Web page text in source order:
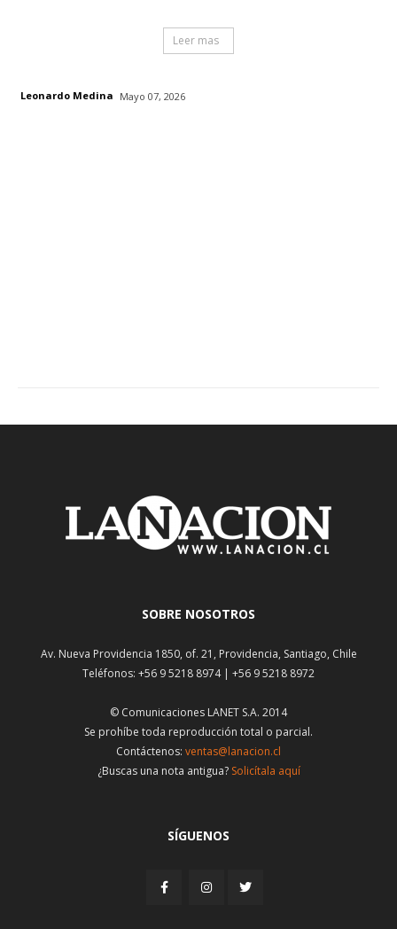
Leer mas
Leonardo Medina Mayo 07, 2026
SOBRE NOSOTROS
Av. Nueva Providencia 1850, of. 21, Providencia, Santiago, Chile
Teléfonos: +56 9 5218 8974 | +56 9 5218 8972
© Comunicaciones LANET S.A. 2014
Se prohíbe toda reproducción total o parcial.
Contáctenos: ventas@lanacion.cl
¿Buscas una nota antigua? Solicítala aquí
SÍGUENOS